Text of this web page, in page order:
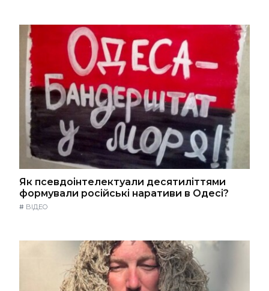
Як псевдоінтелектуали десятиліттями
формували російські наративи в Одесі?
# ВІДЕО